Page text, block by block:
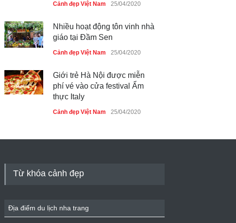
Cảnh đẹp Việt Nam 25/04/2020
Nhiều hoạt động tôn vinh nhà
giáo tại Đầm Sen
Cảnh đẹp Việt Nam 25/04/2020
Giới trẻ Hà Nội được miễn
phí vé vào cửa festival Ẩm
thực Italy
Cảnh đẹp Việt Nam 25/04/2020
Cảnh đẹp Việt Nam
Từ khóa cảnh đẹp
Địa điểm du lịch nha trang